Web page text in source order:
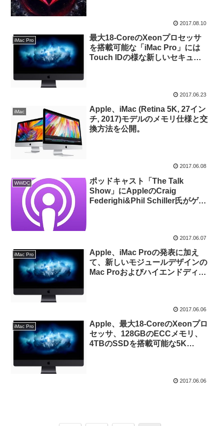
2017.08.10
iMac Pro
最大18-CoreのXeonプロセッサ
を搭載可能な「iMac Pro」には
Touch IDの様な新しいセキュリ
2017.06.23
iMac
Apple、iMac (Retina 5K, 27イン
チ, 2017)モデルのメモリ仕様と交
換方法を公開。
2017.06.08
WWDC
ポッドキャスト「The Talk
Show」にAppleのCraig
Federighi&Phil Schiller氏がゲス
2017.06.07
iMac Pro
Apple、iMac Proの発表に加え
て、新しいモジュールデザインの
Mac Proおよびハイエンドディス
2017.06.06
iMac Pro
Apple、最大18-CoreのXeonプロ
セッサ、128GBのECCメモリ、
4TBのSSDを搭載可能な5K
2017.06.06